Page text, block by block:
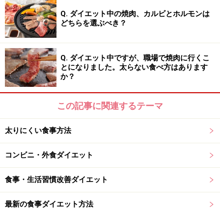
・生の肉や魚
（＊通常は食べてもOKだが、今回は週末のみなので控え
る）
・煮物、揚げ物、炒め物等、熱を使って処理した料理
・加工食品
「ローフードダイエット」のメリット
ローフードダイエットの場合、生の食材であれば量やカ
ロリーを気にせずたっぷり食べて良いのがメリットで
ることができるので、空腹によるストレスに耐える必要
がありません。
でも、「サラダだけではすぐにお腹がすいてしまう……」
Q. ダイエット中の焼肉、カルビとホルモンは
どちらを選ぶべき？
Q. ダイエット中ですが、職場で焼肉に行くこ
とになりました。太らない食べ方はあります
か？
この記事に関連するテーマ
太りにくい食事方法
コンビニ・外食ダイエット
食事・生活習慣改善ダイエット
最新の食事ダイエット方法